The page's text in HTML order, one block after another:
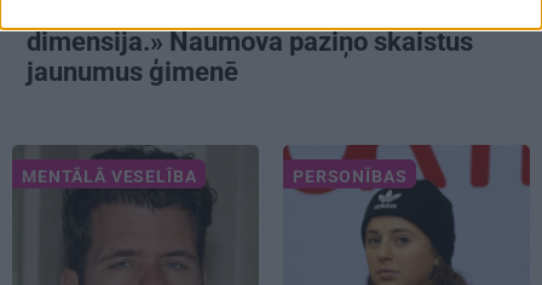
dimensija.» Naumova paziņo skaistus
jaunumus ģimenē
MENTĀLĀ VESELĪBA PERSONĪBAS